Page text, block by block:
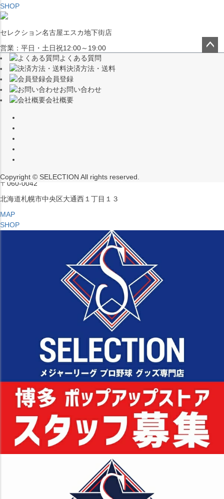
SHOP
セレクション名古屋エスカ地下街店
営業：平日・土日祝12:00～19:00
（※15:00～16:00はメンテナンスのためクローズ）
〒453-0015
愛知県名古屋市中村区椿町６−９先
MAP
SHOP
セレクション ポップアップストア 札幌 ル・トロワ店
営業：平日・土日祝12:00～19:00
〒060-0042
北海道札幌市中央区大通西１丁目１３
MAP
SHOP
よくある質問
決済方法・送料
会員登録
お問い合わせ
会社概要
Copyright © SELECTION All rights reserved.